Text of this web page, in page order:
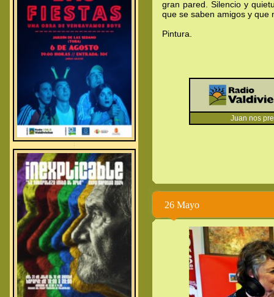
.
.
.
gran pared. Silencio y
que se saben amigos y que
Pintura.
Juan nos
26 Mayo